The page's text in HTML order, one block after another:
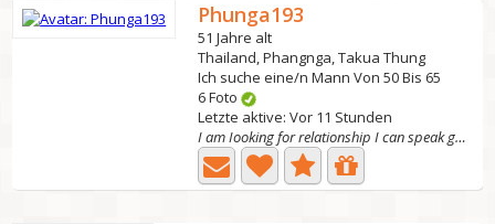
Phunga193
51 Jahre alt
Thailand, Phangnga, Takua Thung
Ich suche eine/n Mann Von 50 Bis 65
6 Foto
Letzte aktive: Vor 11 Stunden
I am Iooking for relationship I can speak good English...